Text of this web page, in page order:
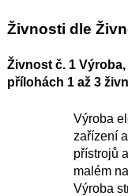
Živnosti dle
Živnost č. 1
přílohách 1 až 3
Výroba
zařízení
přístrojů
malém
Výroba